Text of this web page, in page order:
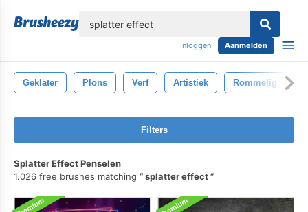
Inloggen Aanmelden
Geklater Plons Verf Artistiek Rommelig
Filters
Splatter Effect Penselen
1.026 free brushes matching
splatter effect